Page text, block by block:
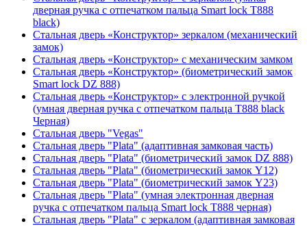
дверная ручка с отпечатком пальца Smart lock T888
black)
Стальная дверь «Конструктор» зеркалом (механический
замок)
Стальная дверь «Конструктор» с механическим замком
Стальная дверь «Конструктор» (биометрический замок
Smart lock DZ 888)
Стальная дверь «Конструктор» с электронной ручкой
(умная дверная ручка с отпечатком пальца T888 black
Черная)
Стальная дверь "Vegas"
Стальная дверь "Plata" (адаптивная замковая часть)
Стальная дверь "Plata" (биометрический замок DZ 888)
Стальная дверь "Plata" (биометрический замок Y12)
Стальная дверь "Plata" (биометрический замок Y23)
Стальная дверь "Plata" (умная электронная дверная
ручка с отпечатком пальца Smart lock T888 черная)
Стальная дверь "Plata" с зеркалом (адаптивная замковая